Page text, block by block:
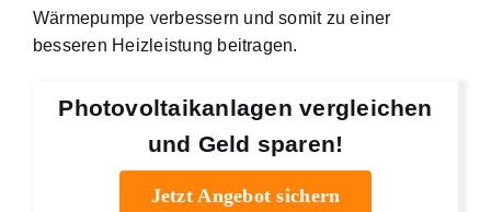
Wärmepumpe verbessern und somit zu einer
besseren Heizleistung beitragen.
Photovoltaikanlagen vergleichen
und Geld sparen!
Jetzt Angebot sichern